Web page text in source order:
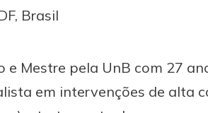
Brasil
e Mestre pela UnB com 27
em intervenções de alta